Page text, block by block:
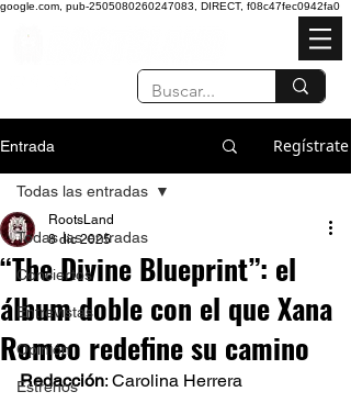
google.com, pub-2505080260247083, DIRECT, f08c47fec0942fa0
Entrada Regístrate
Todas las entradas
Conciertos
Entrevistas
Opinión
Estrenos
Todas las entradas
“The Divine Blueprint”: el
álbum doble con el que Xana
Romeo redefine su camino
RootsLand
8 dic 2025
Redacción: Carolina Herrera